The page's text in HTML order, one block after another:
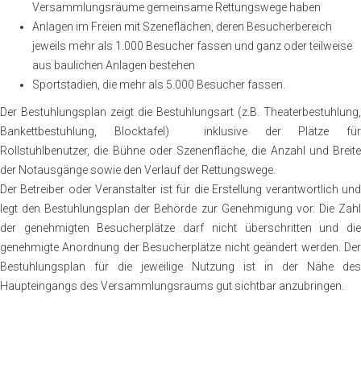
Versammlungsräume gemeinsame Rettungswege haben
Anlagen im Freien mit Szeneflächen, deren Besucherbereich
jeweils mehr als 1.000 Besucher fassen und ganz oder teilweise
aus baulichen Anlagen bestehen
Sportstadien, die mehr als 5.000 Besucher fassen.
Der Bestuhlungsplan zeigt die Bestuhlungsart (z.B. Theaterbestuhlung,
Bankettbestuhlung, Blocktafel) inklusive der Plätze für
Rollstuhlbenutzer, die Bühne oder Szenenfläche, die Anzahl und Breite
der Notausgänge sowie den Verlauf der Rettungswege.
Der Betreiber oder Veranstalter ist für die Erstellung verantwortlich und
legt den Bestuhlungsplan der Behörde zur Genehmigung vor. Die Zahl
der genehmigten Besucherplätze darf nicht überschritten und die
genehmigte Anordnung der Besucherplätze nicht geändert werden. Der
Bestuhlungsplan für die jeweilige Nutzung ist in der Nähe des
Haupteingangs des Versammlungsraums gut sichtbar anzubringen.